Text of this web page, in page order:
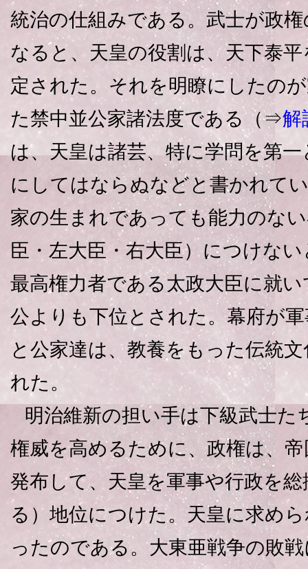
統治の仕組みである。武士が政
なると、天皇の役割は、天下泰
定された。それを明瞭にしたの
た禁中並公家諸法度である（⇒解
は、天皇は諸芸、特に学問を第
にしてはならぬなどと書かれて
家の生まれであっても能力のな
臣・左大臣・右大臣）につけな
最高権力者である太政大臣に就
公よりも下位とされた。幕府が
と公家達は、教養をもった伝統
れた。
明治維新の担い手は下級武士た
権威を高めるために、政権は、
発布して、天皇を軍事や行政を
る）地位につけた。天皇に求め
ったのである。大東亜戦争の敗